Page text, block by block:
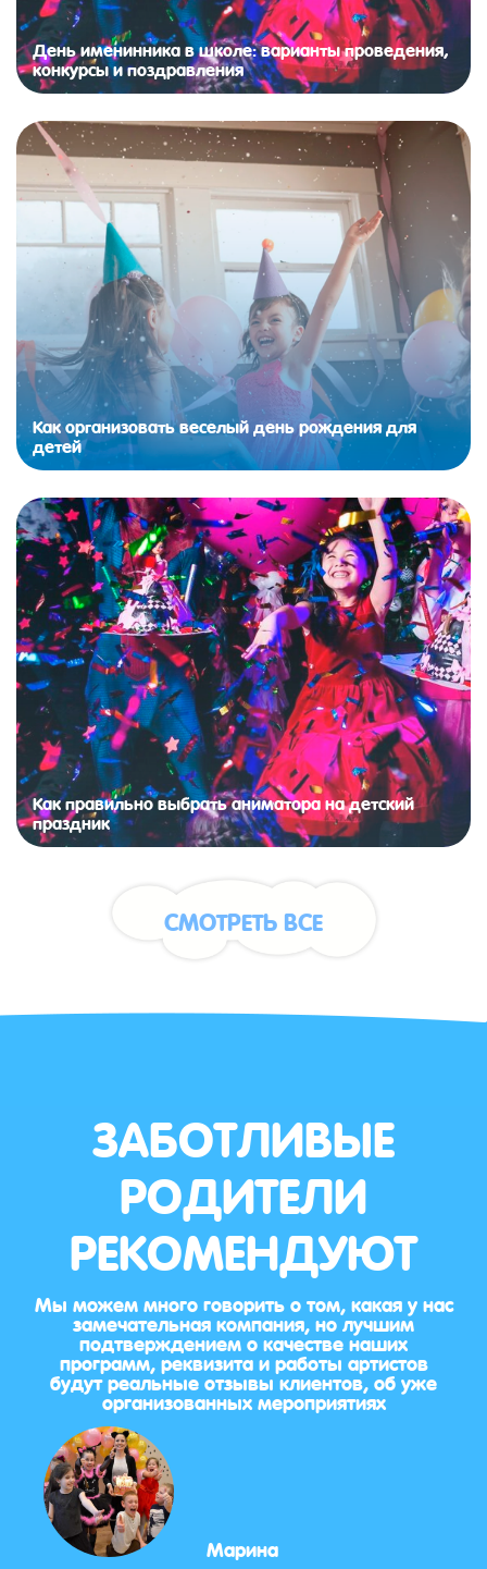
День именинника в школе: варианты проведения,
конкурсы и поздравления
Как организовать веселый день рождения для
детей
Как правильно выбрать аниматора на детский
праздник
СМОТРЕТЬ ВСЕ
ЗАБОТЛИВЫЕ
РОДИТЕЛИ
РЕКОМЕНДУЮТ
Мы можем много говорить о том, какая у нас
замечательная компания, но лучшим
подтверждением о качестве наших
программ, реквизита и работы артистов
будут реальные отзывы клиентов, об уже
организованных мероприятиях
Марина